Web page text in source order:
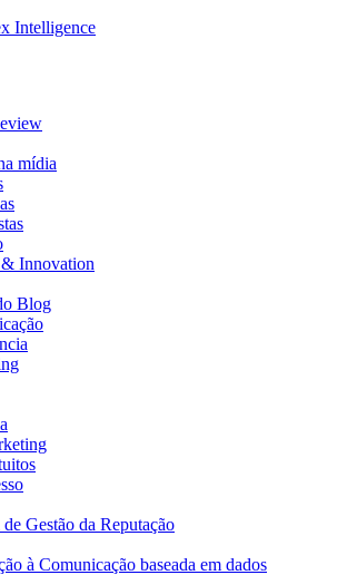
mídia
Innovation
Blog
Gestão da Reputação
à Comunicação baseada em dados